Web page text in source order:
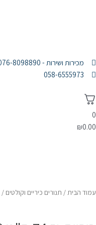
מכירות ושירות - 076-8098890
058-6555973
0
₪0.00
עמוד הבית/ תנורים כיריים וקולטים /